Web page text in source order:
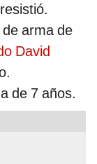
arma de
David
de 7 años.